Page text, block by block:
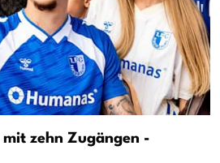
zehn Zugängen -